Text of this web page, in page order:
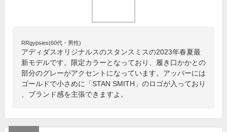
RRgypsies(60代・男性)
アディダスオリジナルスのスタンスミスの2023年春夏最
新モデルです。限定カラーとなっており、履き口かかとの
部分のグレーがアクセントになっています。アッパーには
ゴールドで小さめに「STAN SMITH」のロゴが入っており
、ブランド感を主張できますよ。